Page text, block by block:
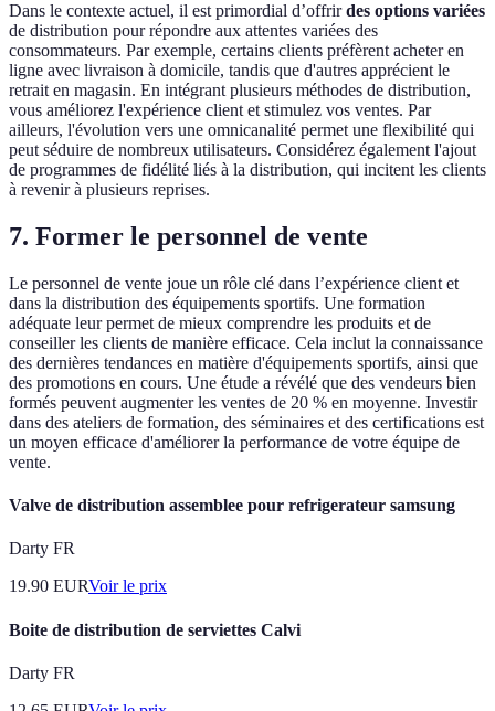
Dans le contexte actuel, il est primordial d’offrirdes options variées
de distribution pour répondre aux attentes variées des
consommateurs. Par exemple, certains clients préfèrent acheter en
ligne avec livraison à domicile, tandis que d'autres apprécient le
retrait en magasin. En intégrant plusieurs méthodes de distribution,
vous améliorez l'expérience client et stimulez vos ventes. Par
ailleurs, l'évolution vers une omnicanalité permet une flexibilité qui
peut séduire de nombreux utilisateurs. Considérez également l'ajout
de programmes de fidélité liés à la distribution, qui incitent les clients
à revenir à plusieurs reprises.
7. Former le personnel de vente
Le personnel de vente joue un rôle clé dans l’expérience client et
dans la distribution des équipements sportifs. Une formation
adéquate leur permet de mieux comprendre les produits et de
conseiller les clients de manière efficace. Cela inclut la connaissance
des dernières tendances en matière d'équipements sportifs, ainsi que
des promotions en cours. Une étude a révélé que des vendeurs bien
formés peuvent augmenter les ventes de 20 % en moyenne. Investir
dans des ateliers de formation, des séminaires et des certifications est
un moyen efficace d'améliorer la performance de votre équipe de
vente.
Valve de distribution assemblee pour refrigerateur samsung
Darty FR
19.90 EURVoir le prix
Boite de distribution de serviettes Calvi
Darty FR